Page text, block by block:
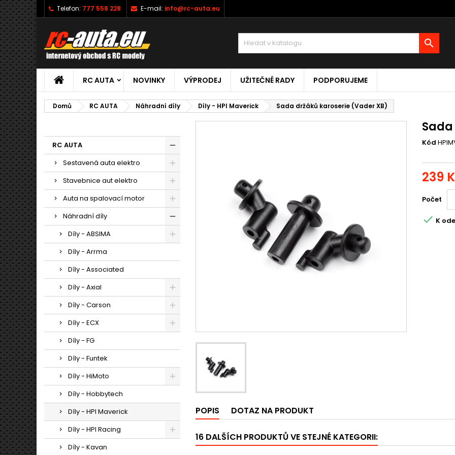
Telefon: 777 558 228 E-mail: info@rc-auta.eu

RC AUTA NOVINKY VÝPRODEJ UŽITEČNÉ RADY PODPORUJEME
Domů RC AUTA Náhradní díly Díly - HPI Maverick Sada držáků karoserie (Vader XB)
RC AUTA
Sestavená auta elektro
Stavebnice aut elektro
Auta na spalovací motor
Náhradní díly
Díly - ABSIMA
Díly - Arrma
Díly - Associated
Díly - Axial
Díly - Carson
Díly - ECX
Díly - FG
Díly - Funtek
Díly - HiMoto
Díly - Hobbytech
Díly - HPI Maverick
Díly - HPI Racing
Díly - Kavan
Kód
239
Počet
 K
POPIS DOTAZ NA PRODUKT
16 DALŠÍCH PRODUKTŮ VE STEJNÉ KATEGORII: